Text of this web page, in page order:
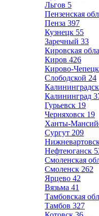
Льгов 5
Пензенская
Пенза 397
Кузнецк 55
Заречный 33
Кировская
Киров 426
Кирово-Чепецк
Слободской 24
Калининград
Гурьевск 19
Черняховск 19
Ханты-
Сургут 209
Нефтеюганск
Смоленская
Смоленск 262
Ярцево 42
Вязьма 41
Тамбовская
Тамбов 327